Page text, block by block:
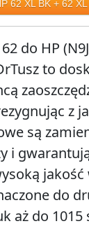
62 XL BK + 62 XL
do HP
to
z
są
i
do
aż do 1015